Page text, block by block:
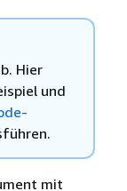
Hier
und
mit